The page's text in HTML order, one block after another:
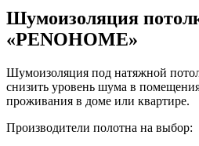
Шумоизоляция
«PENOHOME»
Шумоизоляция под натяжной
снизить уровень шума в
проживания в доме или квартире.
Производители полотна на выбор: